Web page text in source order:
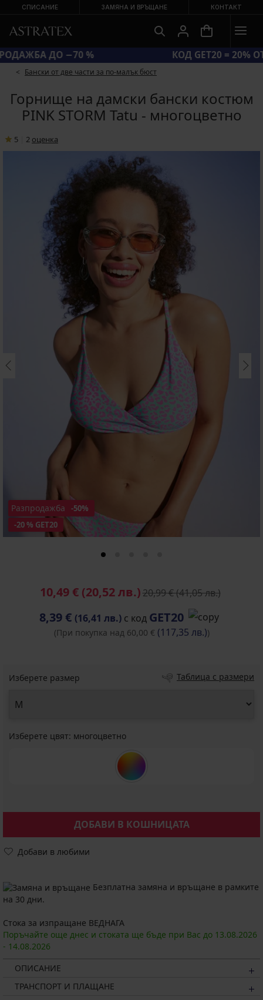
СПИСАНИЕ ЗАМЯНА И ВРЪЩАНЕ КОНТАКТ
ГОЛЯМА ЛЯТНА РАЗПРОДАЖБА ДО −70 %
Бански от две части за по-малък бюст
Горнище на дамски бански костюм
PINK STORM Tatu - многоцветно
5 2 oценка
-20 % GET20
Разпродажба -50%
10,49 € (20,52 лв.)20,99 €(41,05 лв.)
8,39 € (16,41 лв.) с код GET20
(При покупка над 60,00 € (117,35 лв.))
Изберете размер Таблица с размери
Изберете цвят: многоцветно
ДОБАВИ В КОШНИЦАТА
Добави в любими
Безплатна замяна и връщане в рамките
на 30 дни.
Стока за изпращане ВЕДНАГА
Поръчайте още днес и стоката ще бъде при Вас до 13.08.2026
- 14.08.2026
ОПИСАНИЕ
ТРАНСПОРТ И ПЛАЩАНЕ